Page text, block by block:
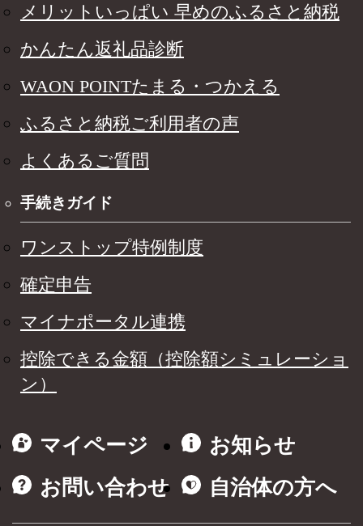
メリットいっぱい 早めのふるさと納税
かんたん返礼品診断
WAON POINTたまる・つかえる
ふるさと納税ご利用者の声
よくあるご質問
手続きガイド
ワンストップ特例制度
確定申告
マイナポータル連携
控除できる金額（控除額シミュレーショ
ン）
マイページ
お知らせ
お問い合わせ
自治体の方へ